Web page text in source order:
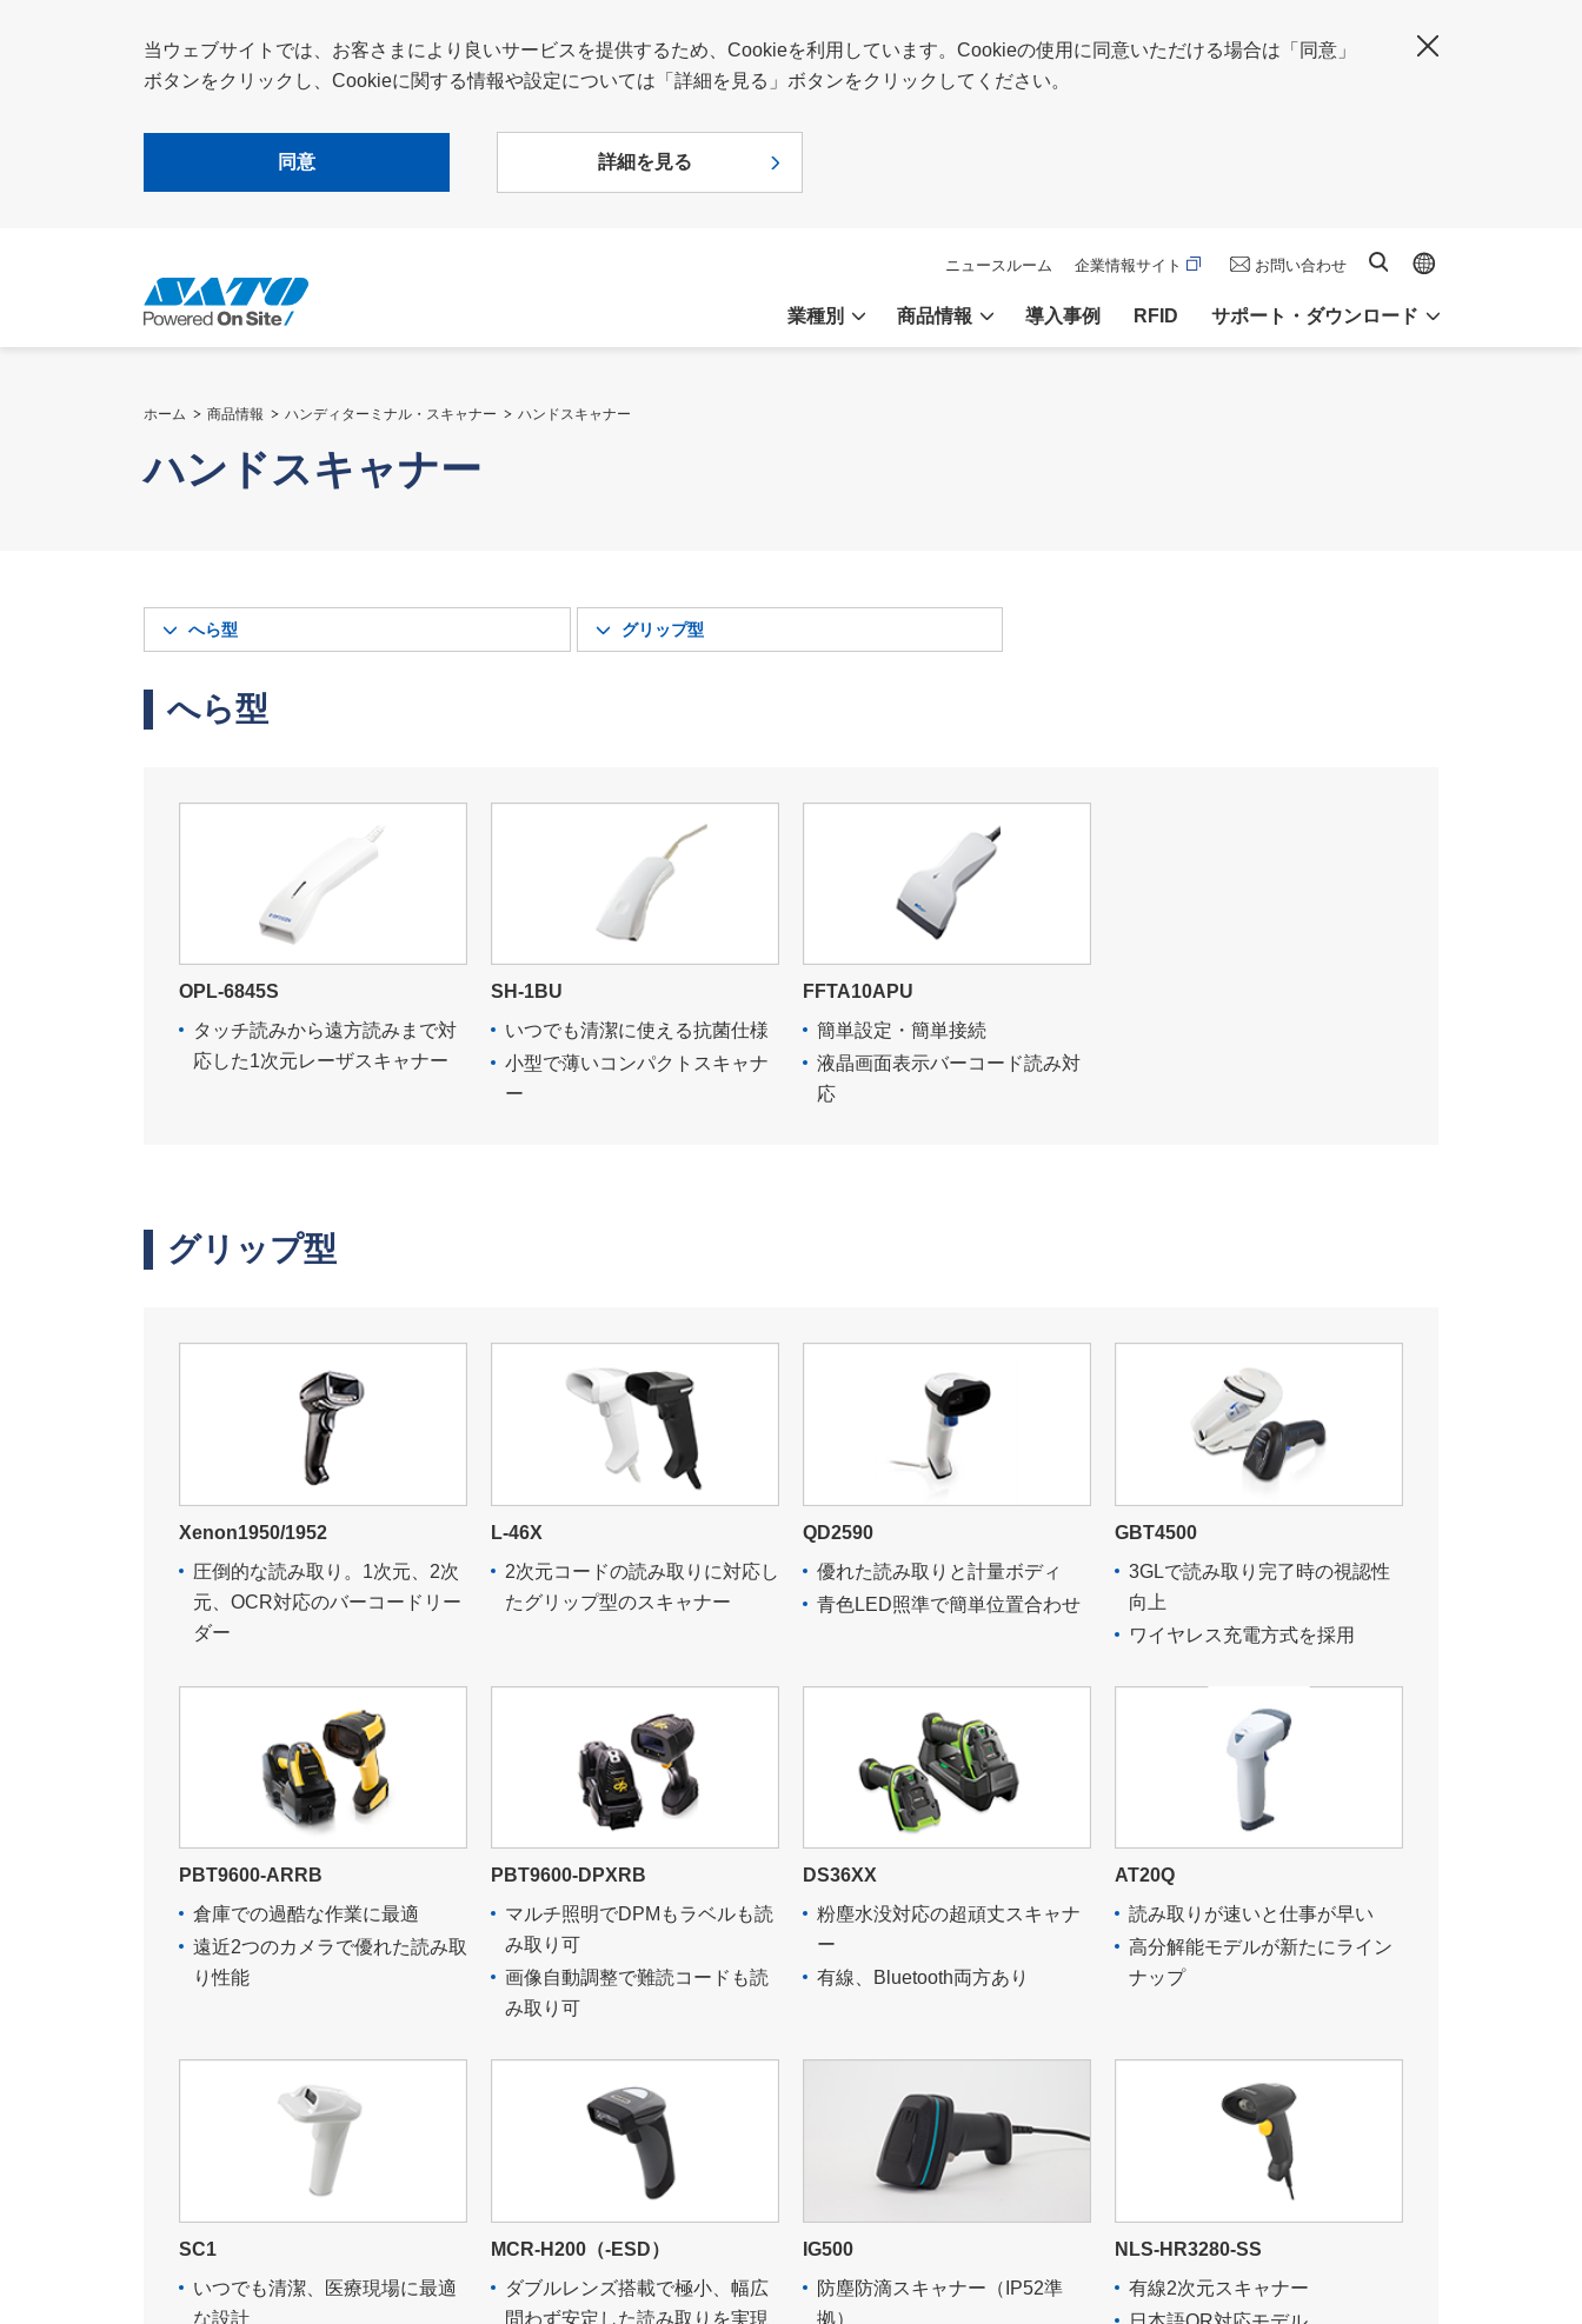
当ウェブサイトでは、お客さまにより良いサービスを提供するため、Cookieを利用しています。Cookieの使用に同意いただける場合は「同意」
ボタンをクリックし、Cookieに関する情報や設定については「詳細を見る」ボタンをクリックしてください。
同意 詳細を見る
業種別 商品情報 導入事例 RFID サポート・ダウンロード
ニュースルーム 企業情報サイト お問い合わせ サイト内検索
ホーム 商品情報 ハンディターミナル・スキャナー ハンドスキャナー
ハンドスキャナー
へら型 グリップ型
へら型
OPL-6845S
タッチ読みから遠方読みまで対
応した1次元レーザスキャナー
SH-1BU
いつでも清潔に使える抗菌仕様
小型で薄いコンパクトスキャナ
ー
FFTA10APU
簡単設定・簡単接続
液晶画面表示バーコード読み対
応
グリップ型
Xenon1950/1952
圧倒的な読み取り。1次元、2次
元、OCR対応のバーコードリー
ダー
L-46X
2次元コードの読み取りに対応し
たグリップ型のスキャナー
QD2590
優れた読み取りと計量ボディ
青色LED照準で簡単位置合わせ
GBT4500
3GLで読み取り完了時の視認性
向上
ワイヤレス充電方式を採用
PBT9600-ARRB
倉庫での過酷な作業に最適
遠近2つのカメラで優れた読み取
り性能
PBT9600-DPXRB
マルチ照明でDPMもラベルも読
み取り可
画像自動調整で難読コードも読
み取り可
DS36XX
粉塵水没対応の超頑丈スキャナ
ー
有線、Bluetooth両方あり
AT20Q
読み取りが速いと仕事が早い
高分解能モデルが新たにライン
ナップ
SC1
いつでも清潔、医療現場に最適
な設計
MCR-H200（-ESD）
ダブルレンズ搭載で極小、幅広
問わず安定した読み取りを実現
IG500
防塵防滴スキャナー（IP52準
拠）
NLS-HR3280-SS
有線2次元スキャナー